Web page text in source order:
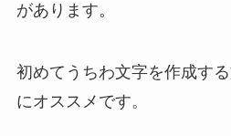
があります。
初めてうちわ文字を作成す
にオススメです。